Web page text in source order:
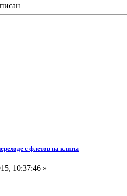
с флетов на клиты
10:37:46 »